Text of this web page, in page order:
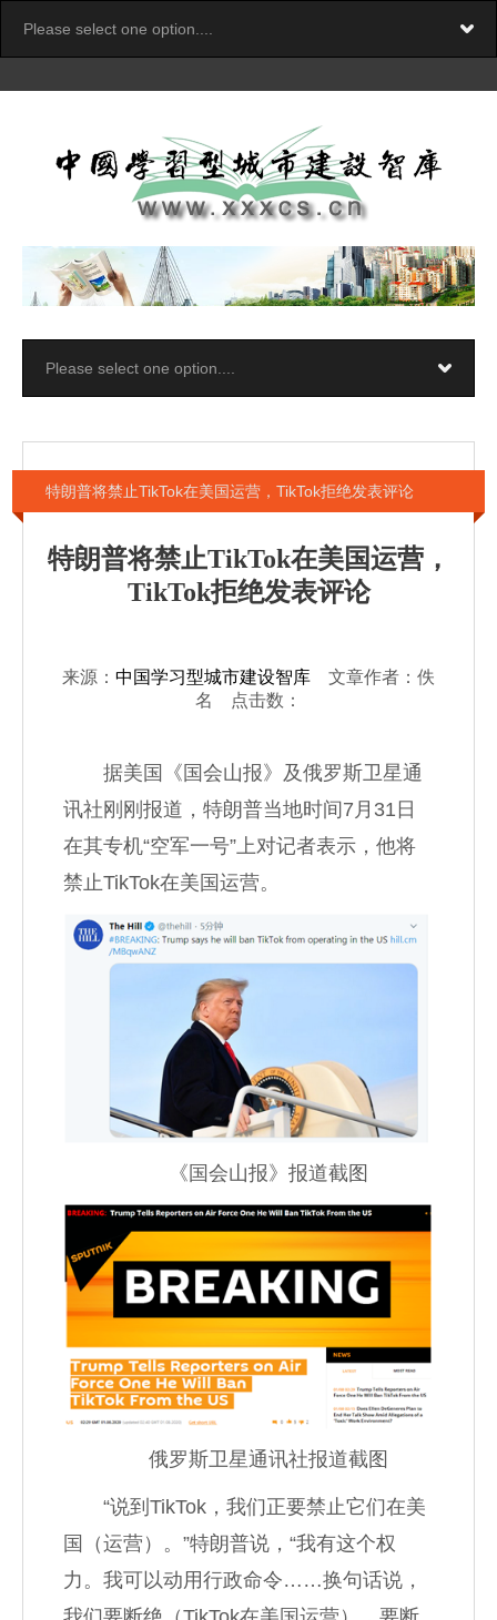
特朗普将禁止TikTok在美国运营，TikTok拒绝发表评论
特朗普将禁止TikTok在美国运营，
TikTok拒绝发表评论
来源： 中国学习型城市建设智库 文章作者：佚
名 点击数：
据美国《国会山报》及俄罗斯卫星通
讯社刚刚报道，特朗普当地时间7月31日
在其专机“空军一号”上对记者表示，他将
禁止TikTok在美国运营。
《国会山报》报道截图
俄罗斯卫星通讯社报道截图
“说到TikTok，我们正要禁止它们在美
国（运营）。”特朗普说，“我有这个权
力。我可以动用行政命令……换句话说，